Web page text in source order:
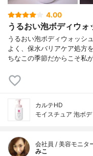
4.00
うるおい泡ボディウォ
うるおい泡ボディウォッシ
よく、保水バリアケア処方
ちなこの季節だからこそ私
カルテHD
モイスチュア 泡ボ
会社員 / 美容モニタ
みこ